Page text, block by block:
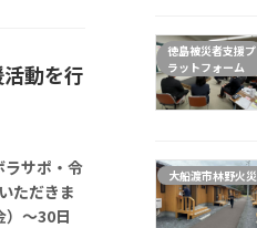
動を行
ラサポ・令
ただきま
）～30日
徳島被災者支援プ
ラットフォーム
大船渡市林野火災